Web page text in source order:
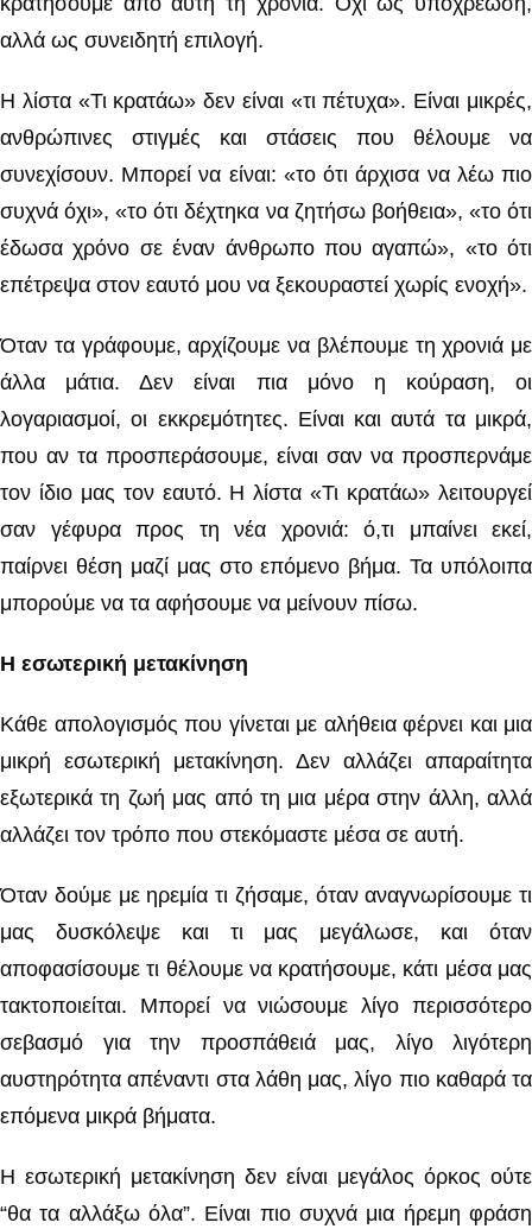
αλλά ως συνειδητή επιλογή.
Η λίστα «Τι κρατάω» δεν είναι «τι πέτυχα». Είναι μικρές,
ανθρώπινες στιγμές και στάσεις που θέλουμε να
συνεχίσουν. Μπορεί να είναι: «το ότι άρχισα να λέω πιο
συχνά όχι», «το ότι δέχτηκα να ζητήσω βοήθεια», «το ότι
έδωσα χρόνο σε έναν άνθρωπο που αγαπώ», «το ότι
επέτρεψα στον εαυτό μου να ξεκουραστεί χωρίς ενοχή».
Όταν τα γράφουμε, αρχίζουμε να βλέπουμε τη χρονιά με
άλλα μάτια. Δεν είναι πια μόνο η κούραση, οι
λογαριασμοί, οι εκκρεμότητες. Είναι και αυτά τα μικρά,
που αν τα προσπεράσουμε, είναι σαν να προσπερνάμε
τον ίδιο μας τον εαυτό. Η λίστα «Τι κρατάω» λειτουργεί
σαν γέφυρα προς τη νέα χρονιά: ό,τι μπαίνει εκεί,
παίρνει θέση μαζί μας στο επόμενο βήμα. Τα υπόλοιπα
μπορούμε να τα αφήσουμε να μείνουν πίσω.
Η εσωτερική μετακίνηση
Κάθε απολογισμός που γίνεται με αλήθεια φέρνει και μια
μικρή εσωτερική μετακίνηση. Δεν αλλάζει απαραίτητα
εξωτερικά τη ζωή μας από τη μια μέρα στην άλλη, αλλά
αλλάζει τον τρόπο που στεκόμαστε μέσα σε αυτή.
Όταν δούμε με ηρεμία τι ζήσαμε, όταν αναγνωρίσουμε τι
μας δυσκόλεψε και τι μας μεγάλωσε, και όταν
αποφασίσουμε τι θέλουμε να κρατήσουμε, κάτι μέσα μας
τακτοποιείται. Μπορεί να νιώσουμε λίγο περισσότερο
σεβασμό για την προσπάθειά μας, λίγο λιγότερη
αυστηρότητα απέναντι στα λάθη μας, λίγο πιο καθαρά τα
επόμενα μικρά βήματα.
Η εσωτερική μετακίνηση δεν είναι μεγάλος όρκος ούτε
“θα τα αλλάξω όλα”. Είναι πιο συχνά μια ήρεμη φράση